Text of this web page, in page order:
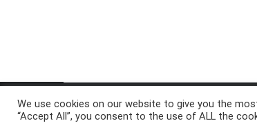
Copyright © 2026ElkAntwoord.com. All
We use cookies on our website to give you the
“Accept All”, you consent to the use of ALL the